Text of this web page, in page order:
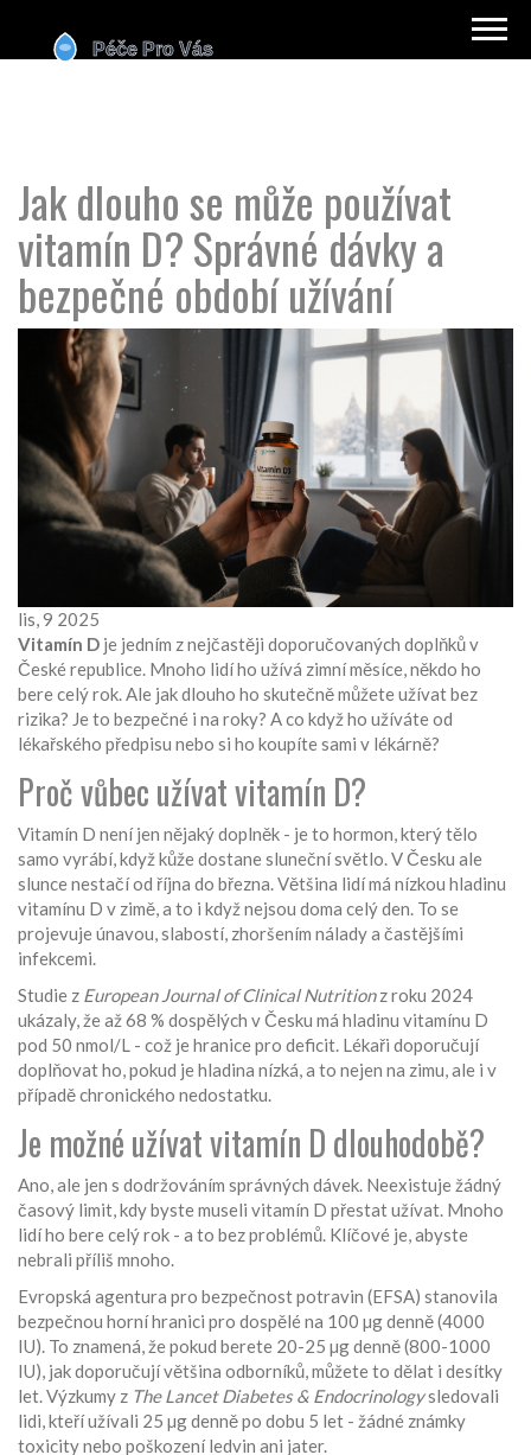
Jak dlouho se může používat
vitamín D? Správné dávky a
bezpečné období užívání
lis, 9 2025
Vitamín D je jedním z nejčastěji doporučovaných doplňků v
České republice. Mnoho lidí ho užívá zimní měsíce, někdo ho
bere celý rok. Ale jak dlouho ho skutečně můžete užívat bez
rizika? Je to bezpečné i na roky? A co když ho užíváte od
lékařského předpisu nebo si ho koupíte sami v lékárně?
Proč vůbec užívat vitamín D?
Vitamín D není jen nějaký doplněk - je to hormon, který tělo
samo vyrábí, když kůže dostane sluneční světlo. V Česku ale
slunce nestačí od října do března. Většina lidí má nízkou hladinu
vitamínu D v zimě, a to i když nejsou doma celý den. To se
projevuje únavou, slabostí, zhoršením nálady a častějšími
infekcemi.
Studie z European Journal of Clinical Nutritionz roku 2024
ukázaly, že až 68 % dospělých v Česku má hladinu vitamínu D
pod 50 nmol/L - což je hranice pro deficit. Lékaři doporučují
doplňovat ho, pokud je hladina nízká, a to nejen na zimu, ale i v
případě chronického nedostatku.
Je možné užívat vitamín D dlouhodobě?
Ano, ale jen s dodržováním správných dávek. Neexistuje žádný
časový limit, kdy byste museli vitamín D přestat užívat. Mnoho
lidí ho bere celý rok - a to bez problémů. Klíčové je, abyste
nebrali příliš mnoho.
Evropská agentura pro bezpečnost potravin (EFSA) stanovila
bezpečnou horní hranici pro dospělé na 100 µg denně (4000
IU). To znamená, že pokud berete 20-25 µg denně (800-1000
IU), jak doporučují většina odborníků, můžete to dělat i desítky
let. Výzkumy z The Lancet Diabetes & Endocrinologysledovali
lidi, kteří užívali 25 µg denně po dobu 5 let - žádné známky
toxicity nebo poškození ledvin ani jater.